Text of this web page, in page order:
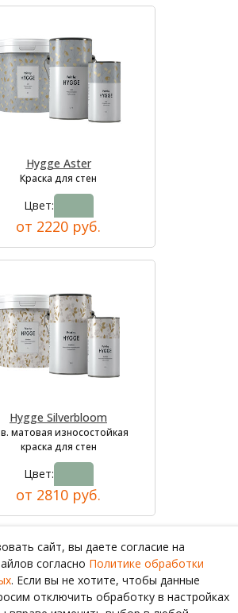
Hygge Aster
Краска для стен
Цвет:
от 2220 руб.
Hygge Silverbloom
матовая износостойкая
краска для стен
Цвет:
от 2810 руб.
сайт, вы даете согласие на
согласно Политике обработки
. Если вы не хотите, чтобы данные
отключить обработку в настройках